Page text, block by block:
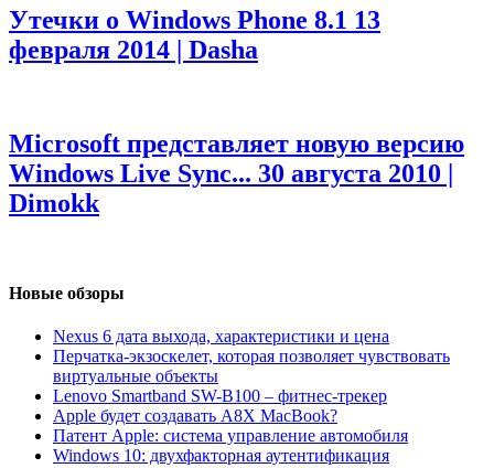
Утечки о Windows Phone 8.1 13
февраля 2014 | Dasha
Microsoft представляет новую версию
Windows Live Sync... 30 августа 2010 |
Dimokk
Новые обзоры
Nexus 6 дата выхода, характеристики и цена
Перчатка-экзоскелет, которая позволяет чувствовать
виртуальные объекты
Lenovo Smartband SW-B100 – фитнес-трекер
Apple будет создавать A8X MacBook?
Патент Apple: система управление автомобиля
Windows 10: двухфакторная аутентификация